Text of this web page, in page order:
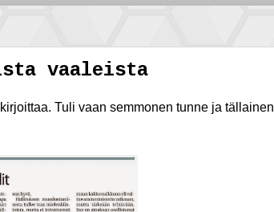
vaaleista
Tuli vaan semmonen tunne ja tällainen